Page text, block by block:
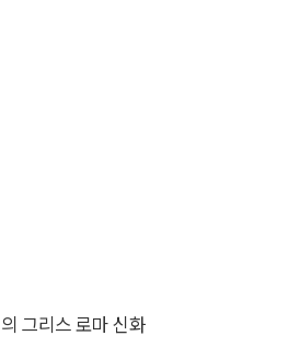
그리스 로마 신화